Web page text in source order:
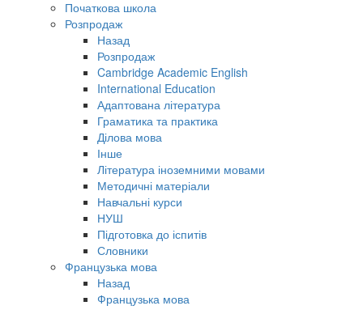
Початкова школа
Розпродаж
Назад
Розпродаж
Cambridge Academic English
International Education
Адаптована література
Граматика та практика
Ділова мова
Інше
Література іноземними мовами
Методичні матеріали
Навчальні курси
НУШ
Підготовка до іспитів
Словники
Французька мова
Назад
Французька мова